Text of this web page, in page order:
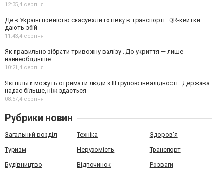
12:35,4 серпня
Де в Україні повністю скасували готівку в транспорті . QR-квитки
дають збій
11:43,4 серпня
Як правильно зібрати тривожну валізу . До укриття — лише
найнеобхідніше
10:21,4 серпня
Які пільги можуть отримати люди з III групою інвалідності . Держава
надає більше, ніж здається
08:57,4 серпня
Рубрики новин
Загальний розділ Техніка Здоров'я
Туризм Нерухомість Транспорт
Будівництво Відпочинок Розваги